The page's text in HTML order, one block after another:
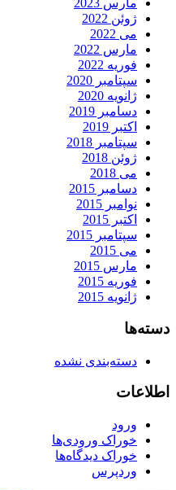
مارس 2023
ژوئن 2022
می 2022
مارس 2022
فوریه 2022
سپتامبر 2020
ژانویه 2020
دسامبر 2019
اکتبر 2019
سپتامبر 2018
ژوئن 2018
می 2018
دسامبر 2015
نوامبر 2015
اکتبر 2015
سپتامبر 2015
می 2015
مارس 2015
فوریه 2015
ژانویه 2015
دسته‌ها
دسته‌بندی نشده
اطلاعات
ورود
خوراک ورودی‌ها
خوراک دیدگاه‌ها
وردپرس